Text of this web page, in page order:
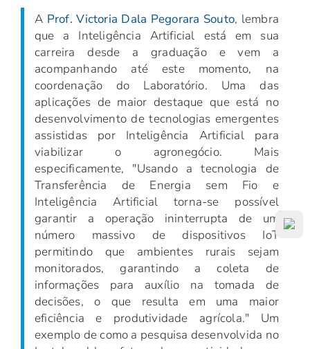
A Prof. Victoria Dala Pegorara Souto, lembra
que a Inteligência Artificial está em sua
carreira desde a graduação e vem a
acompanhando até este momento, na
coordenação do Laboratório. Uma das
aplicações de maior destaque que está no
desenvolvimento de tecnologias emergentes
assistidas por Inteligência Artificial para
viabilizar o agronegócio. Mais
especificamente, "Usando a tecnologia de
Transferência de Energia sem Fio e
Inteligência Artificial torna-se possível
garantir a operação ininterrupta de um
número massivo de dispositivos IoT
permitindo que ambientes rurais sejam
monitorados, garantindo a coleta de
informações para auxílio na tomada de
decisões, o que resulta em uma maior
eficiência e produtividade agrícola." Um
exemplo de como a pesquisa desenvolvida no